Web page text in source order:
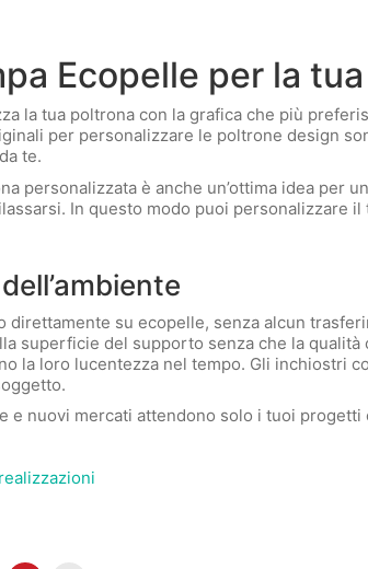
Ecopelle per la
la tua poltrona con la grafica che più
per personalizzare le poltrone design
te.
personalizzata è anche un’ottima idea per
In questo modo puoi personalizzare
direttamente su ecopelle, senza alcun
superficie del supporto senza che la
la loro lucentezza nel tempo. Gli inchiostri
e nuovi mercati attendono solo i tuoi